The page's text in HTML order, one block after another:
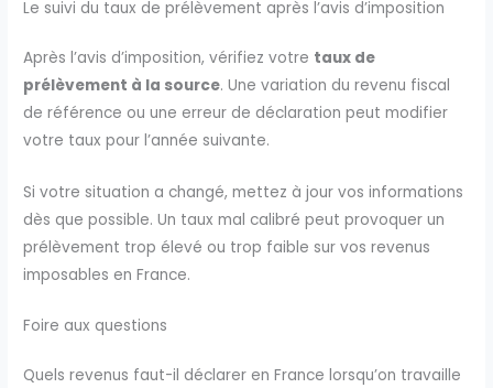
Le suivi du taux de prélèvement après l’avis d’imposition
Après l’avis d’imposition, vérifiez votre taux de
prélèvement à la source. Une variation du revenu fiscal
de référence ou une erreur de déclaration peut modifier
votre taux pour l’année suivante.
Si votre situation a changé, mettez à jour vos informations
dès que possible. Un taux mal calibré peut provoquer un
prélèvement trop élevé ou trop faible sur vos revenus
imposables en France.
Foire aux questions
Quels revenus faut-il déclarer en France lorsqu’on travaille